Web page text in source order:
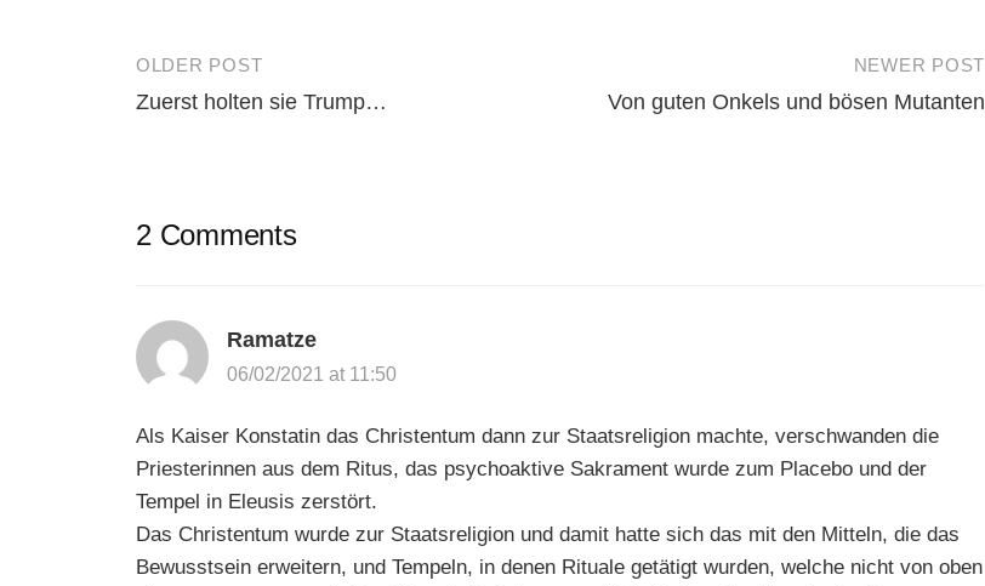
Post
OLDER POST
Zuerst holten sie Trump…
NEWER POST
Von guten Onkels und bösen Mutanten
2 Comments
Ramatze
06/02/2021 at 11:50
Als Kaiser Konstatin das Christentum dann zur Staatsreligion machte, verschwanden die
Priesterinnen aus dem Ritus, das psychoaktive Sakrament wurde zum Placebo und der
Tempel in Eleusis zerstört.
Das Christentum wurde zur Staatsreligion und damit hatte sich das mit den Mitteln, die das
Bewusstsein erweitern, und Tempeln, in denen Rituale getätigt wurden, welche nicht von oben